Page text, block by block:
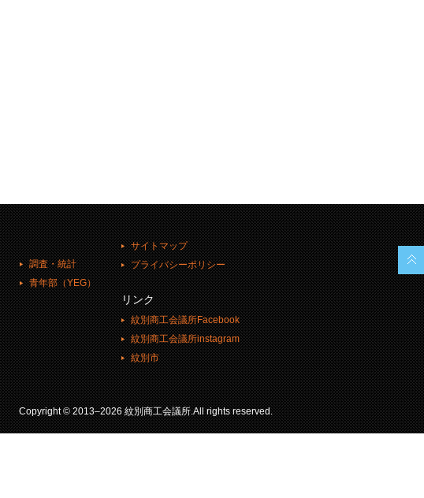
調査・統計
青年部（YEG）
サイトマップ
プライバシーポリシー
リンク
紋別商工会議所Facebook
紋別商工会議所instagram
紋別市
Copyright © 2013–2026 紋別商工会議所.All rights reserved.